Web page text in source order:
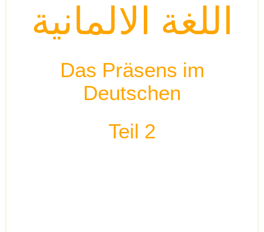
اللغة الالمانية
Das Präsens im
Deutschen
Teil 2